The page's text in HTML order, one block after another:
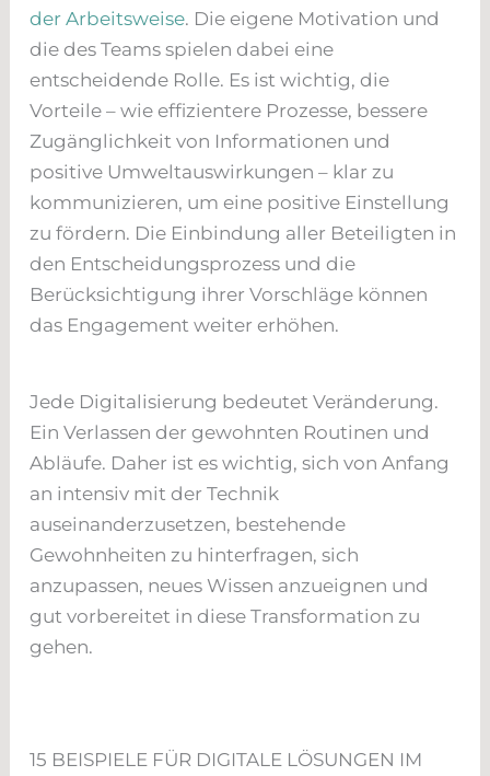
der Arbeitsweise. Die eigene Motivation und
die des Teams spielen dabei eine
entscheidende Rolle. Es ist wichtig, die
Vorteile – wie effizientere Prozesse, bessere
Zugänglichkeit von Informationen und
positive Umweltauswirkungen – klar zu
kommunizieren, um eine positive Einstellung
zu fördern. Die Einbindung aller Beteiligten in
den Entscheidungsprozess und die
Berücksichtigung ihrer Vorschläge können
das Engagement weiter erhöhen.
Jede Digitalisierung bedeutet Veränderung.
Ein Verlassen der gewohnten Routinen und
Abläufe. Daher ist es wichtig, sich von Anfang
an intensiv mit der Technik
auseinanderzusetzen, bestehende
Gewohnheiten zu hinterfragen, sich
anzupassen, neues Wissen anzueignen und
gut vorbereitet in diese Transformation zu
gehen.
15 BEISPIELE FÜR DIGITALE LÖSUNGEN IM